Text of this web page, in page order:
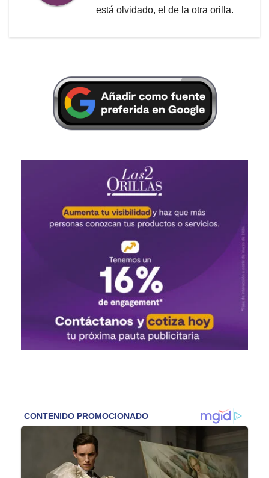
está olvidado, el de la otra orilla.